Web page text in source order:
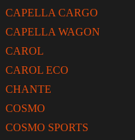
CAPELLA CARGO
CAPELLA WAGON
CAROL
CAROL ECO
CHANTE
COSMO
COSMO SPORTS